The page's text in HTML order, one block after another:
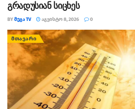
გრადუსიან სიცხეს
BYᲛᲔᲒᲐ TV ᲐᲒᲕᲘᲡᲢᲝ 8, 2026 0
ᲛᲗᲐᲕᲐᲠᲘ